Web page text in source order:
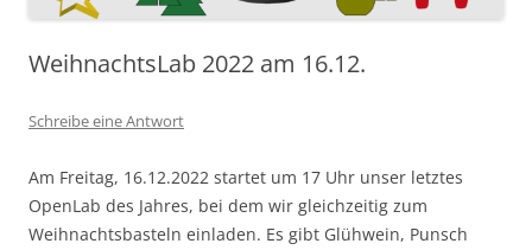
WeihnachtsLab 2022 am 16.12.
Schreibe eine Antwort
Am Freitag, 16.12.2022 startet um 17 Uhr unser letztes
OpenLab des Jahres, bei dem wir gleichzeitig zum
Weihnachtsbasteln einladen. Es gibt Glühwein, Punsch